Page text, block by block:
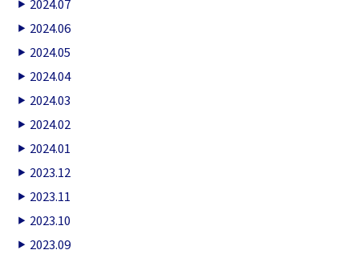
2024.07
2024.06
2024.05
2024.04
2024.03
2024.02
2024.01
2023.12
2023.11
2023.10
2023.09